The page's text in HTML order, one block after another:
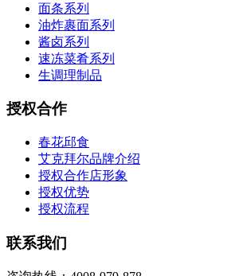
面条系列
油炸裹面系列
酱卤系列
速冻菜肴系列
生调理制品
授权合作
春花邱食
艾克拜尔品牌介绍
授权合作店形象
授权优势
授权流程
联系我们